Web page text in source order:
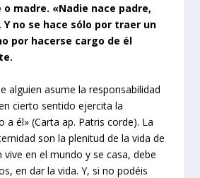
o madre. «Nadie nace padre,
Y no se hace sólo por traer un
por hacerse cargo de él
alguien asume la responsabilidad
cierto sentido ejercita la
a él» (Carta ap. Patris corde). La
son la plenitud de la vida de
vive en el mundo y se casa, debe
en dar la vida. Y, si no podéis